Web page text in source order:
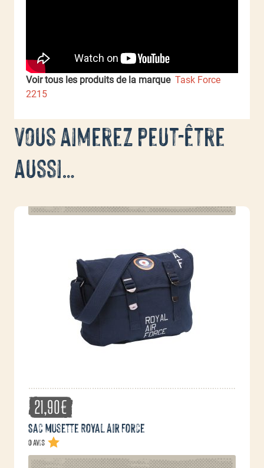
Voir tous les produits de la marque Task Force
2215
Vous aimerez peut-être
aussi…
21,90€
Sac musette Royal Air Force
0 avis